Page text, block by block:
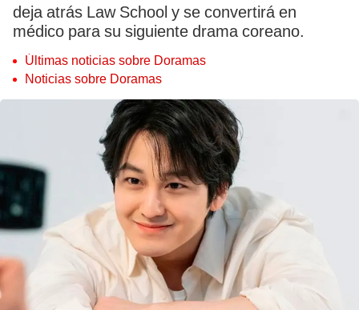
deja atrás Law School y se convertirá en
médico para su siguiente drama coreano.
Últimas noticias sobre Doramas
Noticias sobre Doramas